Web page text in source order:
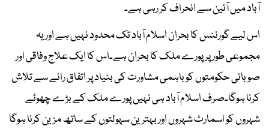
آباد میں آئین سے انحراف کر رہی ہے۔
اس لیے گورننس کا بحران اسلام آباد تک محدود نہیں ہے اور یہ
مجموعی طور پر پورے ملک کا بحران ہے۔اس کا ایک علاج وفاقی اور
صوبائی حکومتوں کو باہمی مشاورت کی بنیاد پر اتفاق رائے سے تلاش
کرنا ہوگا۔صرف اسلام آباد ہی نہیں پورے ملک کے بڑے چھوٹے
شہروں کو اسمارٹ شہروں اور بہترین سہولتوں کے ساتھ مزین کرنا ہوگا